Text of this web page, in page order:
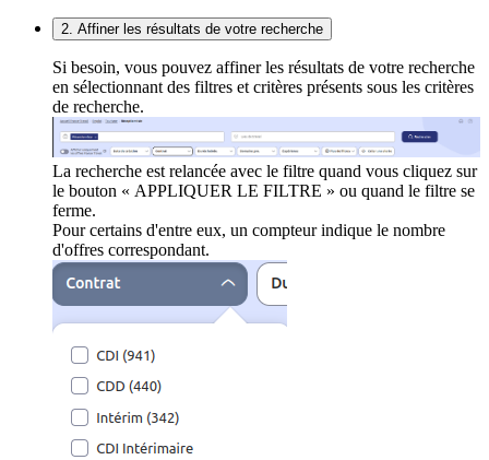
2. Affiner les résultats de votre recherche
Si besoin, vous pouvez affiner les résultats de votre recherche
en sélectionnant des filtres et critères présents sous les critères
de recherche.
La recherche est relancée avec le filtre quand vous cliquez sur
le bouton « APPLIQUER LE FILTRE » ou quand le filtre se
ferme.
Pour certains d'entre eux, un compteur indique le nombre
d'offres correspondant.